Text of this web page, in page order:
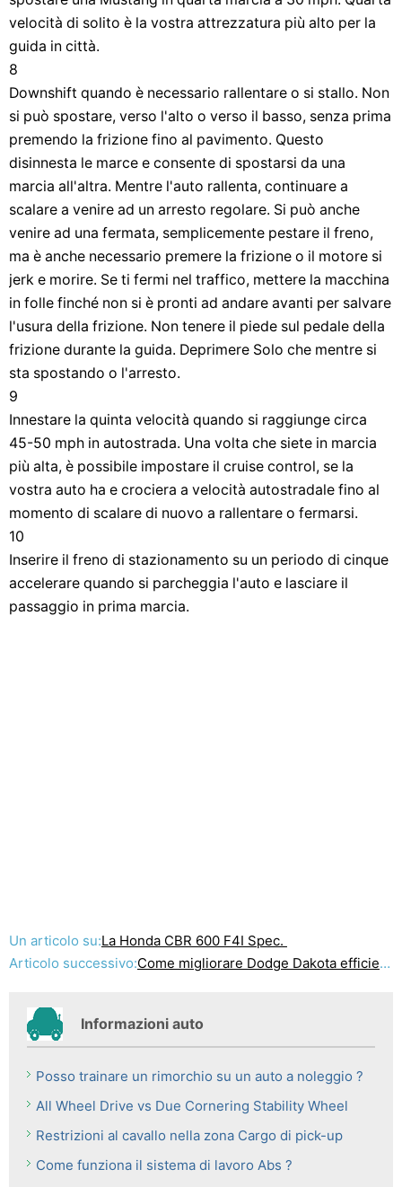
velocità di solito è la vostra attrezzatura più alto per la
guida in città.
8
Downshift quando è necessario rallentare o si stallo. Non
si può spostare, verso l'alto o verso il basso, senza prima
premendo la frizione fino al pavimento. Questo
disinnesta le marce e consente di spostarsi da una
marcia all'altra. Mentre l'auto rallenta, continuare a
scalare a venire ad un arresto regolare. Si può anche
venire ad una fermata, semplicemente pestare il freno,
ma è anche necessario premere la frizione o il motore si
jerk e morire. Se ti fermi nel traffico, mettere la macchina
in folle finché non si è pronti ad andare avanti per salvare
l'usura della frizione. Non tenere il piede sul pedale della
frizione durante la guida. Deprimere Solo che mentre si
sta spostando o l'arresto.
9
Innestare la quinta velocità quando si raggiunge circa
45-50 mph in autostrada. Una volta che siete in marcia
più alta, è possibile impostare il cruise control, se la
vostra auto ha e crociera a velocità autostradale fino al
momento di scalare di nuovo a rallentare o fermarsi.
10
Inserire il freno di stazionamento su un periodo di cinque
accelerare quando si parcheggia l'auto e lasciare il
passaggio in prima marcia.
Un articolo su:La Honda CBR 600 F4I Spec.
Articolo successivo:Come migliorare Dodge Dakota efficienza del carburante
Informazioni auto
Posso trainare un rimorchio su un auto a noleggio ?
All Wheel Drive vs Due Cornering Stability Wheel
Restrizioni al cavallo nella zona Cargo di pick-up
Come funziona il sistema di lavoro Abs ?